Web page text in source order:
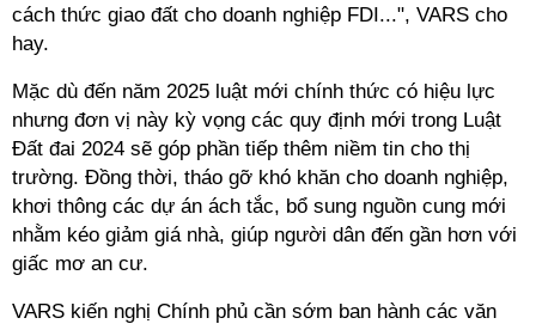
cách thức giao đất cho doanh nghiệp FDI...", VARS cho
hay.
Mặc dù đến năm 2025 luật mới chính thức có hiệu lực
nhưng đơn vị này kỳ vọng các quy định mới trong Luật
Đất đai 2024 sẽ góp phần tiếp thêm niềm tin cho thị
trường. Đồng thời, tháo gỡ khó khăn cho doanh nghiệp,
khơi thông các dự án ách tắc, bổ sung nguồn cung mới
nhằm kéo giảm giá nhà, giúp người dân đến gần hơn với
giấc mơ an cư.
VARS kiến nghị Chính phủ cần sớm ban hành các văn